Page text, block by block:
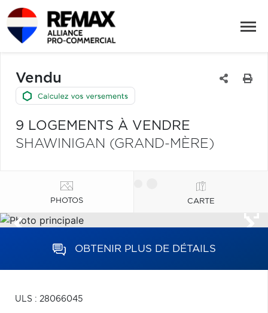
Vendu
9 LOGEMENTS À VENDRE
SHAWINIGAN (GRAND-MÈRE)
PHOTOS CARTE
OBTENIR PLUS DE DÉTAILS
ULS : 28066045